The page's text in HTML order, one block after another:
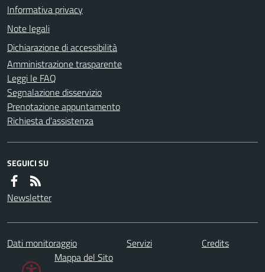
Informativa privacy
Note legali
Dichiarazione di accessibilità
Amministrazione trasparente
Leggi le FAQ
Segnalazione disservizio
Prenotazione appuntamento
Richiesta d'assistenza
SEGUICI SU
Newsletter
Dati monitoraggio Servizi
Credits
Mappa del Sito